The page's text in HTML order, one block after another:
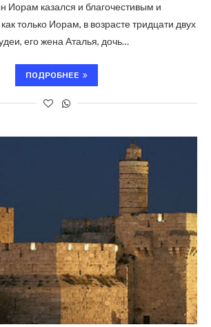
Иорам казался и благочестивым и
только Иорам, в возрасте тридцати двух
его жена Аталья, дочь…
ПОДРОБНЕЕ